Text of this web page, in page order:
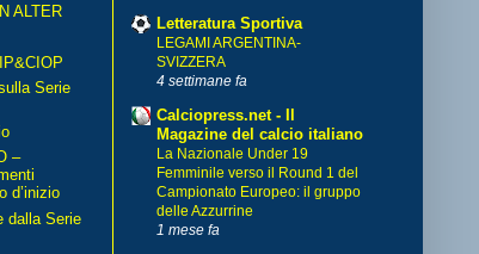
ALTER
Serie
–
d’inizio
dalla Serie
Letteratura Sportiva
LEGAMI ARGENTINA-
SVIZZERA
4 settimane fa
Calciopress.net - Il
Magazine del calcio italiano
La Nazionale Under 19
Femminile verso il Round 1 del
Campionato Europeo: il gruppo
delle Azzurrine
1 mese fa